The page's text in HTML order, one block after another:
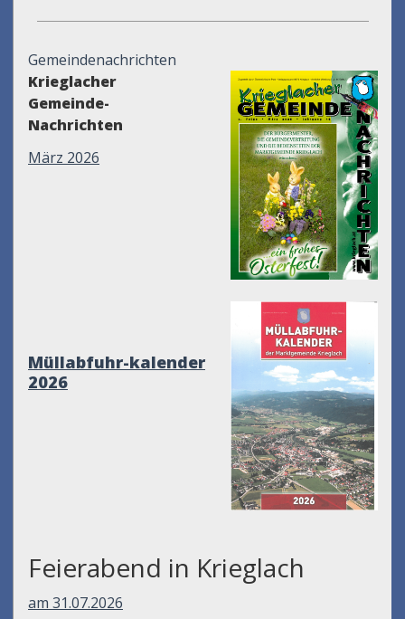
Gemeindenachrichten
Krieglacher
Gemeinde-
Nachrichten
März 2026
Müllabfuhr-kalender
2026
Feierabend in Krieglach
am 31.07.2026